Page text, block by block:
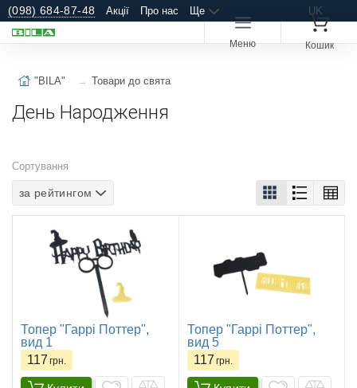
(098) 684-87-48 Акції Про нас Ще UK
Меню Кошик
"BILA" Товари до свята
День Народження
Сортування
за рейтингом
Топер "Гаррі Поттер",
вид 1
117 грн.
Топер "Гаррі Поттер",
вид 5
117 грн.